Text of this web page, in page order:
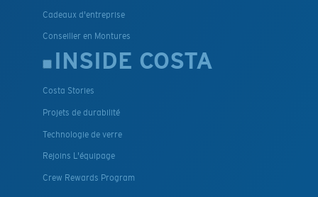
Cadeaux d'entreprise
Conseiller en Montures
INSIDE COSTA
Costa Stories
Projets de durabilité
Technologie de verre
Rejoins L'équipage
Crew Rewards Program